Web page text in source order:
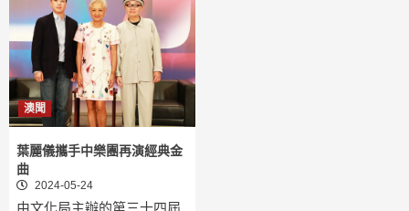
澳聞
葉麗儀攜手中樂團再演經典金
曲
2024-05-24